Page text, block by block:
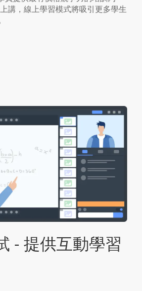
講，線上學習模式將吸引更多學生
- 提供互動學習